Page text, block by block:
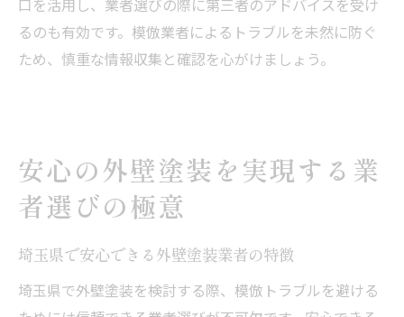
るのも有効です。模倣業者によるトラブルを未然に防ぐ
ため、慎重な情報収集と確認を心がけましょう。
安心の外壁塗装を実現する業
者選びの極意
埼玉県で安心できる外壁塗装業者の特徴
埼玉県で外壁塗装を検討する際、模倣トラブルを避ける